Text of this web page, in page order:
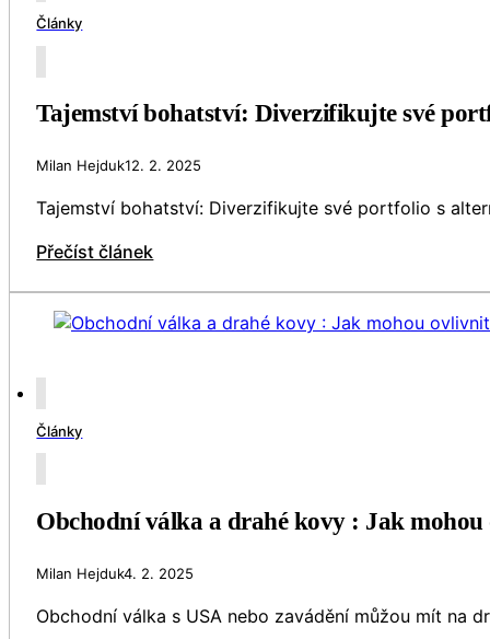
Články
Tajemství bohatství: Diverzifikujte své
Milan Hejduk12. 2. 2025
Tajemství bohatství: Diverzifikujte své portfolio s
Přečíst článek
Články
Obchodní válka a drahé kovy : Jak
Milan Hejduk4. 2. 2025
Obchodní válka s USA nebo zavádění můžou mít